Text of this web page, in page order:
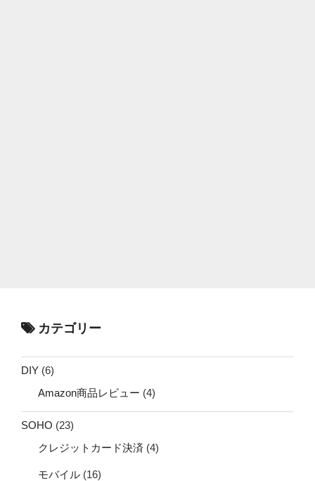
カテゴリー
DIY (6)
Amazon商品レビュー (4)
SOHO (23)
クレジットカード決済 (4)
モバイル (16)